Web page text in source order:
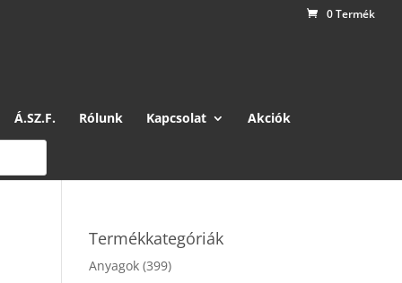
0 Termék
Á.SZ.F. Rólunk Kapcsolat Akciók
Termékkategóriák
Anyagok (399)